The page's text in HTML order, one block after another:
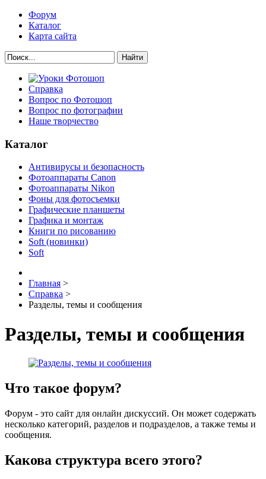
Форум
Каталог
Карта сайта
Найти
Справка
Вопрос по Фотошоп
Вопрос по фотографии
Наше творчество
Каталог
Антивирусы и безопасность
Фотоаппараты Canon
Фотоаппараты Nikon
Фоны для фотосъемки
Графические планшеты
Графика и монтаж
Книги по рисованию
Soft (новинки)
Soft
Главная >
Справка >
Разделы, темы и сообщения
Разделы, темы и сообщения
Что такое форум?
Форум - это сайт для онлайн дискуссий. Он может содержать
несколько категорий, разделов и подразделов, а также темы и
сообщения.
Какова структура всего этого?